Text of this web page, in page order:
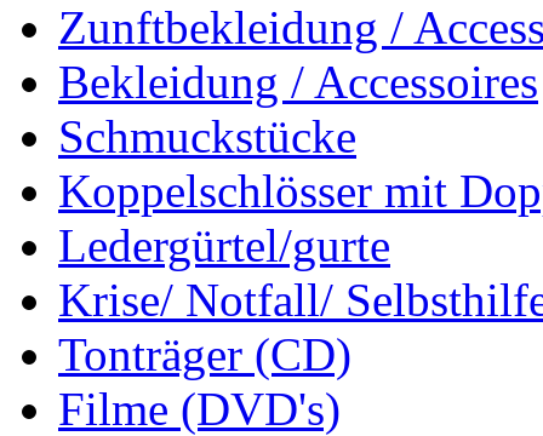
Zunftbekleidung /
Bekleidung / Accessoires
Schmuckstücke
Koppelschlösser mit
Ledergürtel/gurte
Krise/ Notfall/
Tonträger (CD)
Filme (DVD's)